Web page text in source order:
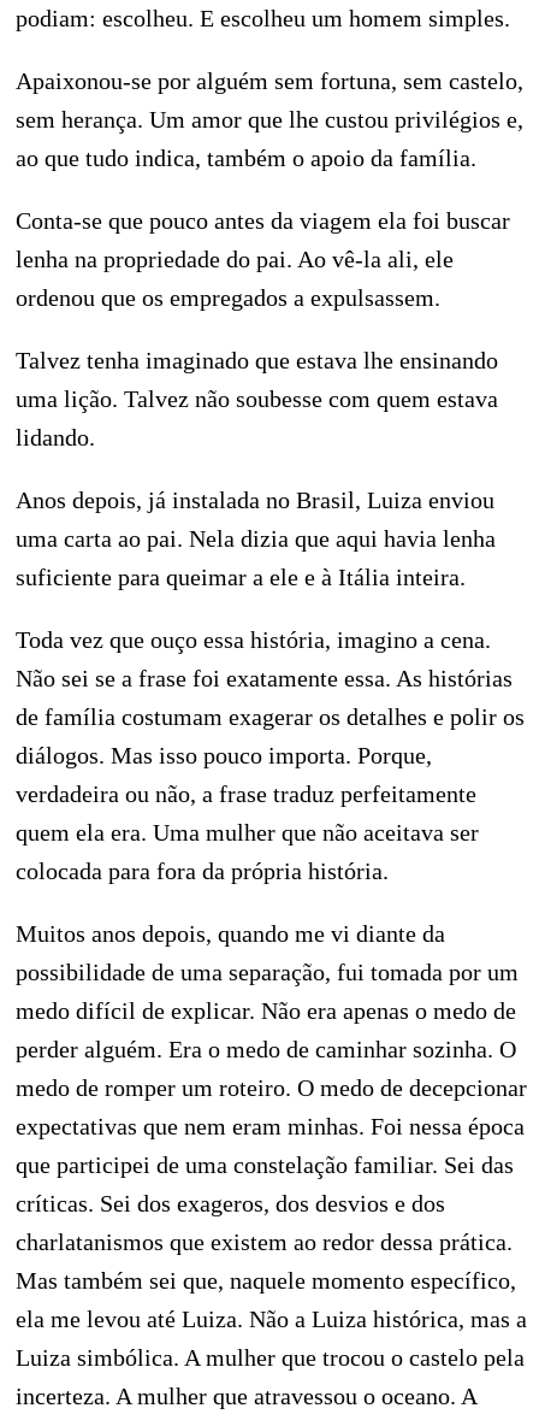
podiam: escolheu. E escolheu um homem simples.
Apaixonou-se por alguém sem fortuna, sem castelo,
sem herança. Um amor que lhe custou privilégios e,
ao que tudo indica, também o apoio da família.
Conta-se que pouco antes da viagem ela foi buscar
lenha na propriedade do pai. Ao vê-la ali, ele
ordenou que os empregados a expulsassem.
Talvez tenha imaginado que estava lhe ensinando
uma lição. Talvez não soubesse com quem estava
lidando.
Anos depois, já instalada no Brasil, Luiza enviou
uma carta ao pai. Nela dizia que aqui havia lenha
suficiente para queimar a ele e à Itália inteira.
Toda vez que ouço essa história, imagino a cena.
Não sei se a frase foi exatamente essa. As histórias
de família costumam exagerar os detalhes e polir os
diálogos. Mas isso pouco importa. Porque,
verdadeira ou não, a frase traduz perfeitamente
quem ela era. Uma mulher que não aceitava ser
colocada para fora da própria história.
Muitos anos depois, quando me vi diante da
possibilidade de uma separação, fui tomada por um
medo difícil de explicar. Não era apenas o medo de
perder alguém. Era o medo de caminhar sozinha. O
medo de romper um roteiro. O medo de decepcionar
expectativas que nem eram minhas. Foi nessa época
que participei de uma constelação familiar. Sei das
críticas. Sei dos exageros, dos desvios e dos
charlatanismos que existem ao redor dessa prática.
Mas também sei que, naquele momento específico,
ela me levou até Luiza. Não a Luiza histórica, mas a
Luiza simbólica. A mulher que trocou o castelo pela
incerteza. A mulher que atravessou o oceano. A